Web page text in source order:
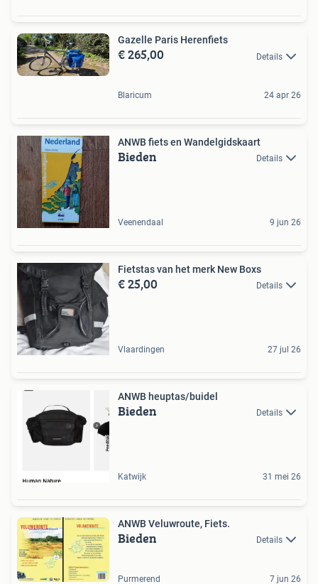
Gazelle Paris Herenfiets
€ 265,00 Details
Blaricum 24 apr 26
ANWB fiets en Wandelgidskaart
Bieden Details
Veenendaal 9 jun 26
Fietstas van het merk New Boxs
€ 25,00 Details
Vlaardingen 27 jul 26
ANWB heuptas/buidel
Bieden Details
Katwijk 31 mei 26
ANWB Veluwroute, Fiets.
Bieden Details
Purmerend 7 jun 26